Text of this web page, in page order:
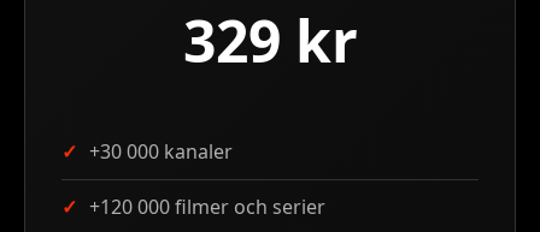
329 kr
+30 000 kanaler
+120 000 filmer och serier